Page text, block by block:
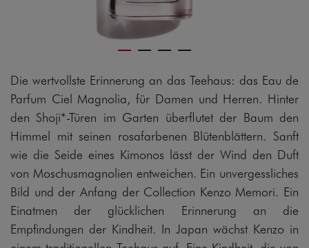
Die wertvollste Erinnerung an das Teehaus: das Eau de
Parfum Ciel Magnolia, für Damen und Herren. Hinter
den Shoji*-Türen im Garten überflutet der Baum den
Himmel mit seinen rosafarbenen Blütenblättern. Sanft
wie die Seide eines Kimonos lässt der Wind den Duft
von Moschusmagnolien entweichen. Ein unvergessliches
Bild und der Anfang der Collection Kenzo Memori. Ein
Einatmen der glücklichen Erinnerung an die
Empfindungen der Kindheit. In Japan wächst Kenzo in